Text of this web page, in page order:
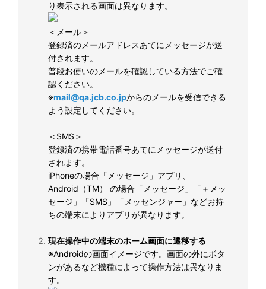
り表示される画面は異なります。
＜メール＞
登録済のメールアドレスあてにメッセージが送
付されます。
普段お使いのメールを確認している方法でご確
認ください。
※mail@qa.jcb.co.jpからのメールを受信できる
よう設定してください。
＜SMS＞
登録済の携帯電話番号あてにメッセージが送付
されます。
iPhoneの場合「メッセージ」アプリ、
Android（TM） の場合「メッセージ」「＋メッ
セージ」「SMS」「メッセンジャー」などお持
ちの端末によりアプリが異なります。
現在操作中の端末のホーム画面に遷移する
※Androidの画面イメージです。画面の外にボタ
ンがあるなど機種によって操作方法は異なりま
す。